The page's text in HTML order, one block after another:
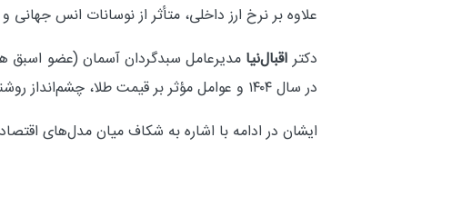
علاوه بر نرخ ارز داخلی، متأثر از نوسانات انس
دکتراقبال‌نیا مدیرعامل سبدگردان آسمان (عضو اسبق
در سال ۱۴۰۴ و عوامل مؤثر بر قیمت طلا، چشم‌انداز روشنی از بازار ارائه می‌کند.
ایشان در ادامه با اشاره به شکاف میان مدل‌های